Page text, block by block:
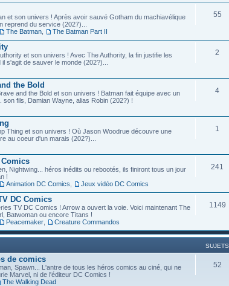
et son univers ! Après avoir sauvé Gotham du machiavélique
reprend du service (2027)...
The Batman The Batman Part II
55
et son univers ! Avec The Authority, la fin justifie les
s'agit de sauver le monde (202?)...
2
the Bold
and the Bold et son univers ! Batman fait équipe avec un
son fils, Damian Wayne, alias Robin (202?) !
4
Thing et son univers ! Où Jason Woodrue découvre une
au coeur d'un marais (202?)...
1
Nightwing... héros inédits ou rebootés, ils finiront tous un jour
!
Animation DC Comics Jeux vidéo DC Comics
241
DC Comics
TV DC Comics ! Arrow a ouvert la voie. Voici maintenant The
Batwoman ou encore Titans !
Peacemaker Creature Commandos
1149
SUJETS
de comics
Spawn... L'antre de tous les héros comics au ciné, qui ne
Marvel, ni de l'éditeur DC Comics !
The Walking Dead
52